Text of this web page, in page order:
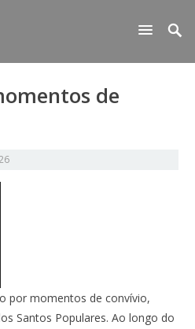
de
por momentos de convívio,
Santos Populares. Ao longo do